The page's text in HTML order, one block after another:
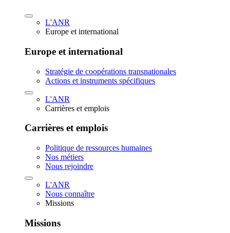
L'ANR
Europe et international
Europe et international
Stratégie de coopérations transnationales
Actions et instruments spécifiques
L'ANR
Carrières et emplois
Carrières et emplois
Politique de ressources humaines
Nos métiers
Nous rejoindre
L'ANR
Nous connaître
Missions
Missions